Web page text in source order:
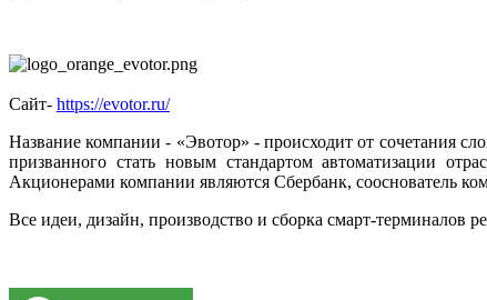
Сайт- https://evotor.ru/
Название компании - «Эвотор» - происходит от сочетания
призванного стать новым стандартом автоматизации
Акционерами компании являются Сбербанк, сооснователь
Все идеи, дизайн, производство и сборка смарт-терминалов